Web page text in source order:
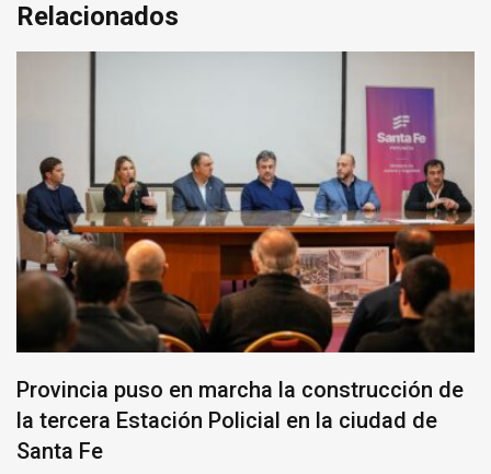
Relacionados
Provincia puso en marcha la construcción de
la tercera Estación Policial en la ciudad de
Santa Fe